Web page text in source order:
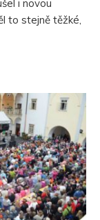
i novou
to stejně těžké,